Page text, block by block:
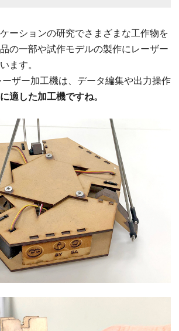
ーションの研究でさまざまな工作物を
の一部や試作モデルの製作にレーザー
ます。
ザー加工機は、データ編集や出力操作
適した加工機ですね。